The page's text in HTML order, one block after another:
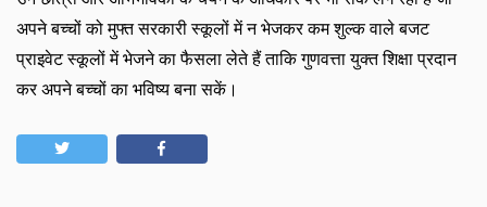
अपने बच्चों को मुफ्त सरकारी स्कूलों में न भेजकर कम शुल्क वाले बजट
प्राइवेट स्कूलों में भेजने का फैसला लेते हैं ताकि गुणवत्ता युक्त शिक्षा प्रदान
कर अपने बच्चों का भविष्य बना सकें।